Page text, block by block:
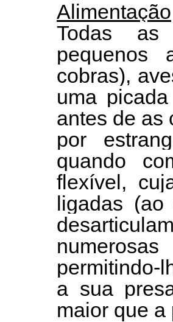
Alimentação
Todas as
pequenos
cobras),
uma
antes de as
por
quando
flexível,
ligadas
permitindo-
a sua
maior que a